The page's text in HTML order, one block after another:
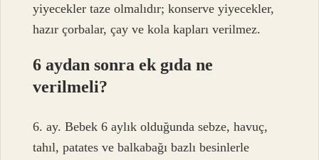
yiyecekler taze olmalıdır; konserve yiyecekler,
hazır çorbalar, çay ve kola kapları verilmez.
6 aydan sonra ek gıda ne
verilmeli?
6. ay. Bebek 6 aylık olduğunda sebze, havuç,
tahıl, patates ve balkabağı bazlı besinlerle